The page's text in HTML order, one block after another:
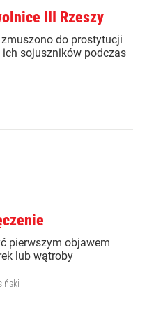
III Rzeszy
do prostytucji
ich sojuszników podczas
pierwszym objawem
lub wątroby